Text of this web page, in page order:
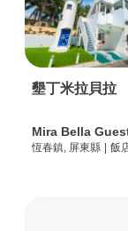
墾丁米拉貝拉
Mira Bella
恆春鎮, 屏東縣 飯